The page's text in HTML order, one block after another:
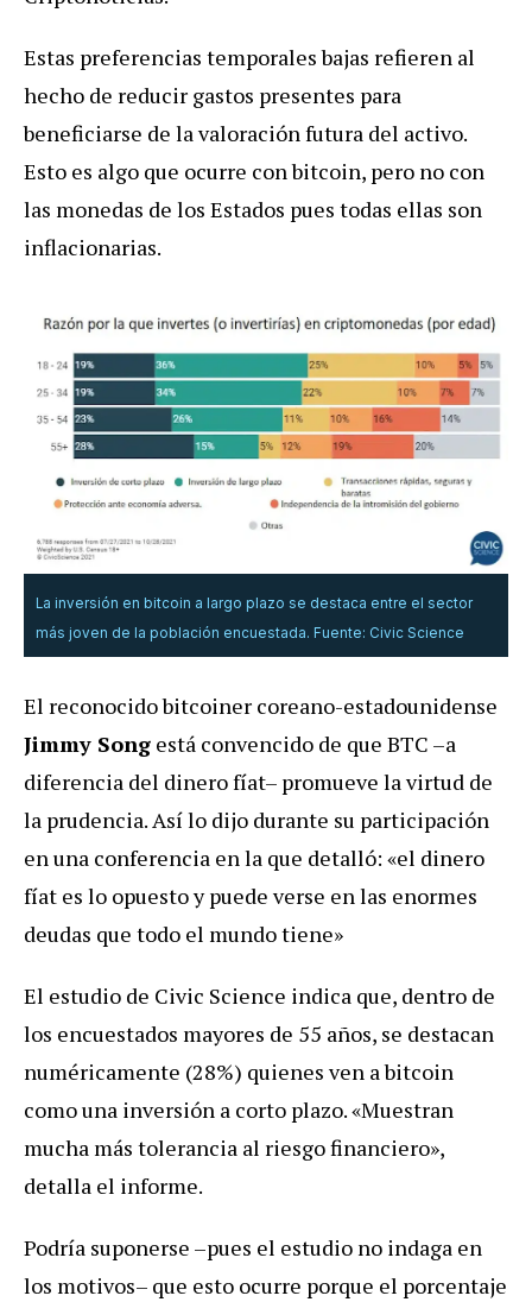
Estas preferencias temporales bajas refieren al
hecho de reducir gastos presentes para
beneficiarse de la valoración futura del activo.
Esto es algo que ocurre con bitcoin, pero no con
las monedas de los Estados pues todas ellas son
inflacionarias.
La inversión en bitcoin a largo plazo se destaca entre el sector
más joven de la población encuestada. Fuente: Civic Science
El reconocido bitcoiner coreano-estadounidense
Jimmy Song está convencido de que BTC –a
diferencia del dinero fíat– promueve la virtud de
la prudencia. Así lo dijo durante su participación
en una conferencia en la que detalló: «el dinero
fíat es lo opuesto y puede verse en las enormes
deudas que todo el mundo tiene»
El estudio de Civic Science indica que, dentro de
los encuestados mayores de 55 años, se destacan
numéricamente (28%) quienes ven a bitcoin
como una inversión a corto plazo. «Muestran
mucha más tolerancia al riesgo financiero»,
detalla el informe.
Podría suponerse –pues el estudio no indaga en
los motivos– que esto ocurre porque el porcentaje